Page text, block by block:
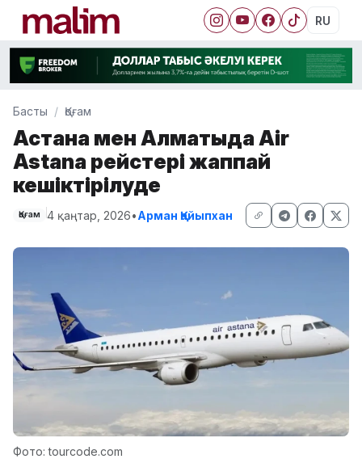
RU
Басты Қоғам
Астана мен Алматыда Air
Astana рейстері жаппай
кешіктірілуде
Қоғам 4 қаңтар, 2026•Арман Қайыпхан
Фото: tourcode.com